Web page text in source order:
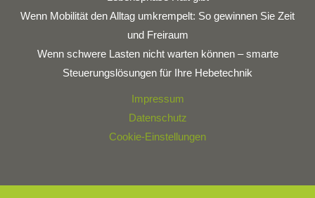
Wenn Mobilität den Alltag umkrempelt: So gewinnen Sie Zeit
und Freiraum
Wenn schwere Lasten nicht warten können – smarte
Steuerungslösungen für Ihre Hebetechnik
Impressum
Datenschutz
Cookie-Einstellungen